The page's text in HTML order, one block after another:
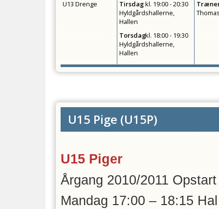
U13 Drenge
Tirsdagkl. 19:00 - 20:30
Hyldgårdshallerne,
Hallen
Torsdagkl. 18:00 - 19:30
Hyldgårdshallerne,
Hallen
U15 Pige (U15P)
U15 Piger
Årgang 2010/2011
Mandag 17:00 – 18:15